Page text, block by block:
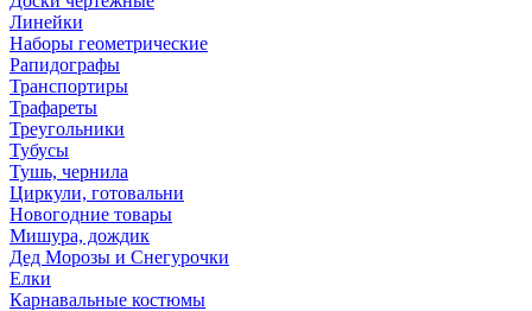
Линейки
Наборы геометрические
Рапидографы
Транспортиры
Трафареты
Треугольники
Тубусы
Тушь, чернила
Циркули, готовальни
Новогодние товары
Мишура, дождик
Дед Морозы и Снегурочки
Елки
Карнавальные костюмы